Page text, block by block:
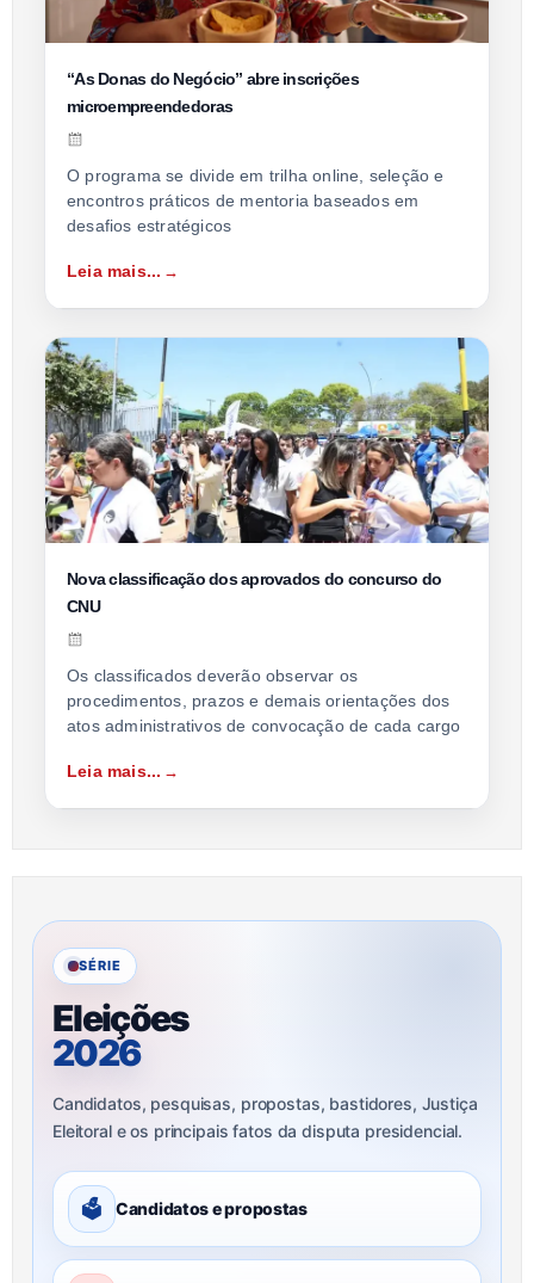
“As Donas do Negócio” abre inscrições
microempreendedoras
O programa se divide em trilha online, seleção e
encontros práticos de mentoria baseados em
desafios estratégicos
Leia mais...
Nova classificação dos aprovados do concurso do
CNU
Os classificados deverão observar os
procedimentos, prazos e demais orientações dos
atos administrativos de convocação de cada cargo
Leia mais...
SÉRIE
Eleições
2026
Candidatos, pesquisas, propostas, bastidores, Justiça
Eleitoral e os principais fatos da disputa presidencial.
🗳 Candidatos e propostas